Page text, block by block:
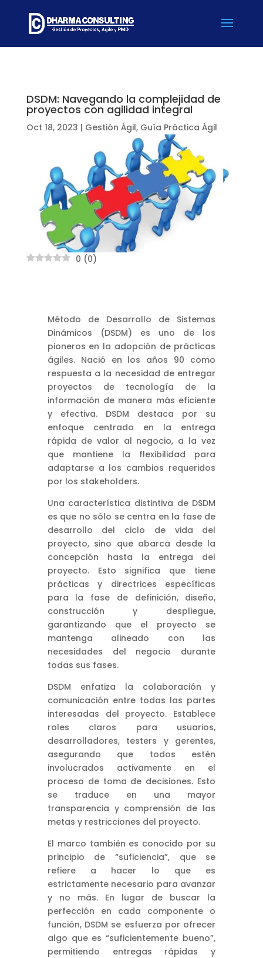
DSDM: Navegando la complejidad de
proyectos con agilidad integral
Oct 18, 2023 | Gestión Ágil, Guía Práctica Ágil
0 (0)
Método de Desarrollo de Sistemas
Dinámicos (DSDM) es uno de los
pioneros en la adopción de prácticas
ágiles. Nació en los años 90 como
respuesta a la necesidad de entregar
proyectos de tecnología de la
información de manera más eficiente
y efectiva. DSDM destaca por su
enfoque centrado en la entrega
rápida de valor al negocio, a la vez
que mantiene la flexibilidad para
adaptarse a los cambios requeridos
por los stakeholders.
Una característica distintiva de DSDM
es que no sólo se centra en la fase de
desarrollo del ciclo de vida del
proyecto, sino que abarca desde la
concepción hasta la entrega del
proyecto. Esto significa que tiene
prácticas y directrices específicas
para la fase de definición, diseño,
construcción y despliegue,
garantizando que el proyecto se
mantenga alineado con las
necesidades del negocio durante
todas sus fases.
DSDM enfatiza la colaboración y
comunicación entre todas las partes
interesadas del proyecto. Establece
roles claros para usuarios,
desarrolladores, testers y gerentes,
asegurando que todos estén
involucrados activamente en el
proceso de toma de decisiones. Esto
se traduce en una mayor
transparencia y comprensión de las
metas y restricciones del proyecto.
El marco también es conocido por su
principio de “suficiencia”, que se
refiere a hacer lo que es
estrictamente necesario para avanzar
y no más. En lugar de buscar la
perfección en cada componente o
función, DSDM se esfuerza por ofrecer
algo que es “suficientemente bueno”,
permitiendo entregas rápidas y